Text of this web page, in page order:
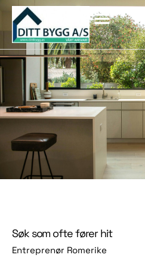
Søk som ofte fører hit
Entreprenør Romerike